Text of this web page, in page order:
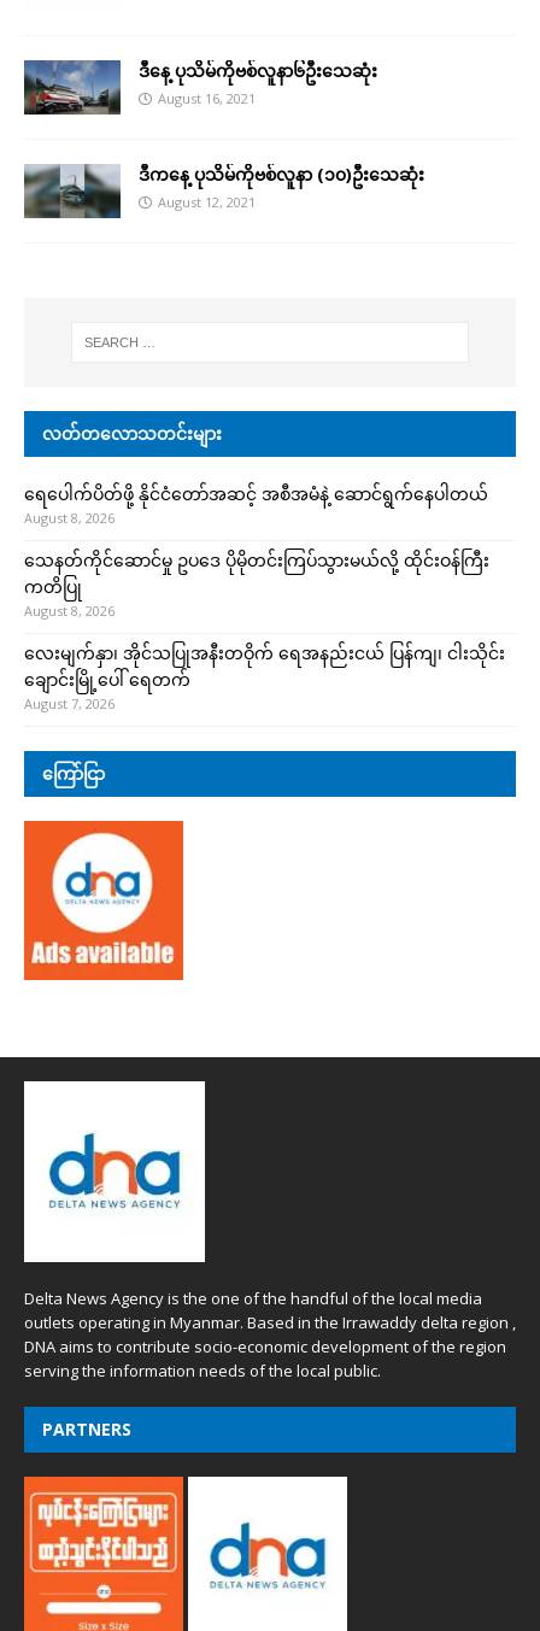
ဒီနေ့ ပုသိမ်ကိုဗစ်လူနာ၆ဦးသေဆုံး
August 16, 2021
ဒီကနေ့ ပုသိမ်ကိုဗစ်လူနာ (၁၀)ဦးသေဆုံး
August 12, 2021
လတ်တလောသတင်းများ
ရေပေါက်ပိတ်ဖို့ နိုင်ငံတော်အဆင့် အစီအမံနဲ့ ဆောင်ရွက်နေပါတယ်
August 8, 2026
သေနတ်ကိုင်ဆောင်မှု ဥပဒေ ပိုမိုတင်းကြပ်သွားမယ်လို့ ထိုင်းဝန်ကြီး
ကတိပြု
August 8, 2026
လေးမျက်နှာ၊ အိုင်သပြုအနီးတဝိုက် ရေအနည်းငယ် ပြန်ကျ၊ ငါးသိုင်း
ချောင်းမြို့ပေါ် ရေတက်
August 7, 2026
ကြော်ငြာ
Delta News Agency is the one of the handful of the local media
outlets operating in Myanmar. Based in the Irrawaddy delta region ,
DNA aims to contribute socio-economic development of the region
serving the information needs of the local public.
PARTNERS